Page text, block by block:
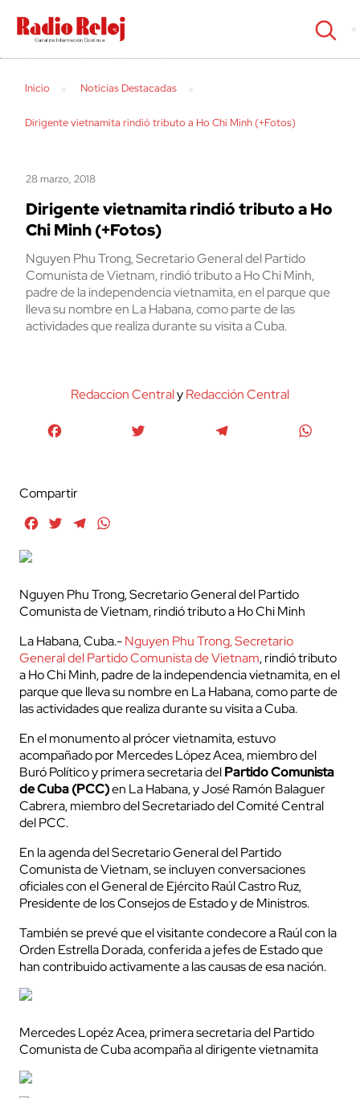
cerrar
Inicio Noticias Destacadas
Dirigente vietnamita rindió tributo a Ho Chi Minh (+Fotos)
28 marzo, 2018
Dirigente vietnamita rindió tributo a Ho
Chi Minh (+Fotos)
Nguyen Phu Trong, Secretario General del Partido
Comunista de Vietnam, rindió tributo a Ho Chi Minh,
padre de la independencia vietnamita, en el parque que
lleva su nombre en La Habana, como parte de las
actividades que realiza durante su visita a Cuba.
Redaccion CentralyRedacción Central
Compartir
FacebookTwitterTelegram
Nguyen Phu Trong, Secretario General del Partido
Comunista de Vietnam, rindió tributo a Ho Chi Minh
La Habana, Cuba.-Nguyen Phu Trong, Secretario
General del Partido Comunista de Vietnam, rindió tributo
a Ho Chi Minh, padre de la independencia vietnamita, en el
parque que lleva su nombre en La Habana, como parte de
las actividades que realiza durante su visita a Cuba.
En el monumento al prócer vietnamita, estuvo
acompañado por Mercedes López Acea, miembro del
Buró Político y primera secretaria delPartido Comunista
de Cuba (PCC)en La Habana, y José Ramón Balaguer
Cabrera, miembro del Secretariado del Comité Central
del PCC.
En la agenda del Secretario General del Partido
Comunista de Vietnam, se incluyen conversaciones
oficiales con el General de Ejército Raúl Castro Ruz,
Presidente de los Consejos de Estado y de Ministros.
También se prevé que el visitante condecore a Raúl con la
Orden Estrella Dorada, conferida a jefes de Estado que
han contribuido activamente a las causas de esa nación.
Mercedes Lopéz Acea, primera secretaria del Partido
Comunista de Cuba acompaña al dirigente vietnamita